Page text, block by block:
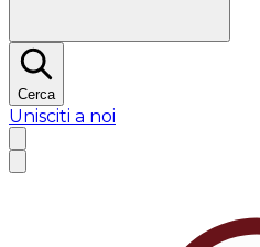
Cerca
Unisciti a noi